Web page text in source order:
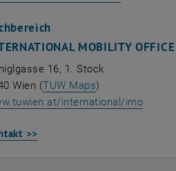
MOBILITY
16, 1. Stock
Wien (TUW Maps, öffnet eine
)
international/imo,
>>